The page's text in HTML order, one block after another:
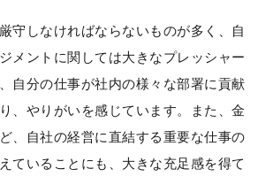
守しなければならないものが多く、自
メントに関しては大きなプレッシャー
自分の仕事が社内の様々な部署に貢献
、やりがいを感じています。また、金
、自社の経営に直結する重要な仕事の
ていることにも、大きな充足感を得て